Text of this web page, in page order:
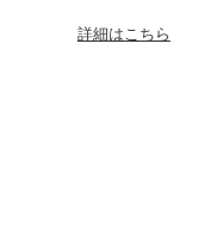
詳細はこちら